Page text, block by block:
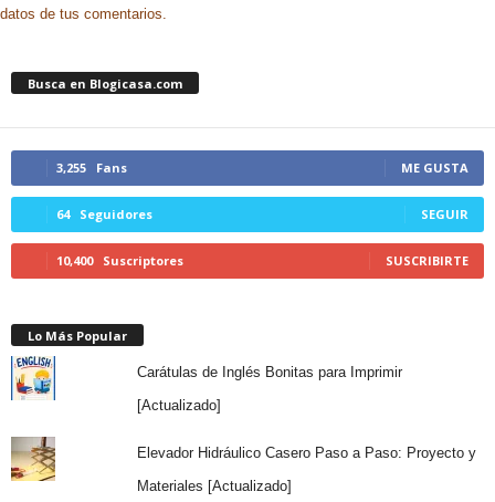
datos de tus comentarios.
Busca en Blogicasa.com
3,255 Fans ME GUSTA
64 Seguidores SEGUIR
10,400 Suscriptores SUSCRIBIRTE
Lo Más Popular
Carátulas de Inglés Bonitas para Imprimir
[Actualizado]
Elevador Hidráulico Casero Paso a Paso: Proyecto y
Materiales [Actualizado]